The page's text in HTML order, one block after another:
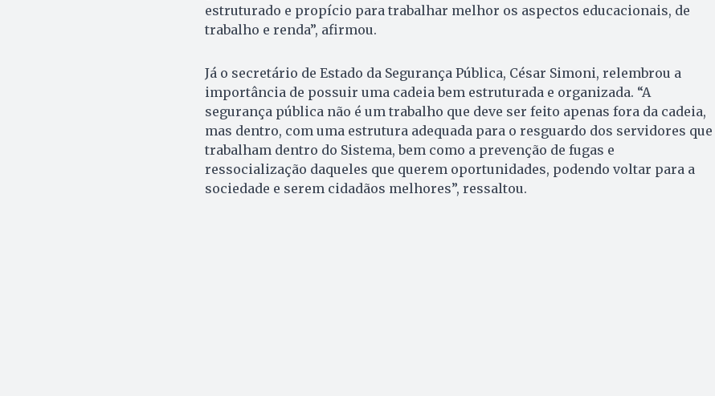
estruturado e propício para trabalhar melhor os aspectos educacionais, de
trabalho e renda”, afirmou.
Já o secretário de Estado da Segurança Pública, César Simoni, relembrou a
importância de possuir uma cadeia bem estruturada e organizada. “A
segurança pública não é um trabalho que deve ser feito apenas fora da cadeia,
mas dentro, com uma estrutura adequada para o resguardo dos servidores que
trabalham dentro do Sistema, bem como a prevenção de fugas e
ressocialização daqueles que querem oportunidades, podendo voltar para a
sociedade e serem cidadãos melhores”, ressaltou.